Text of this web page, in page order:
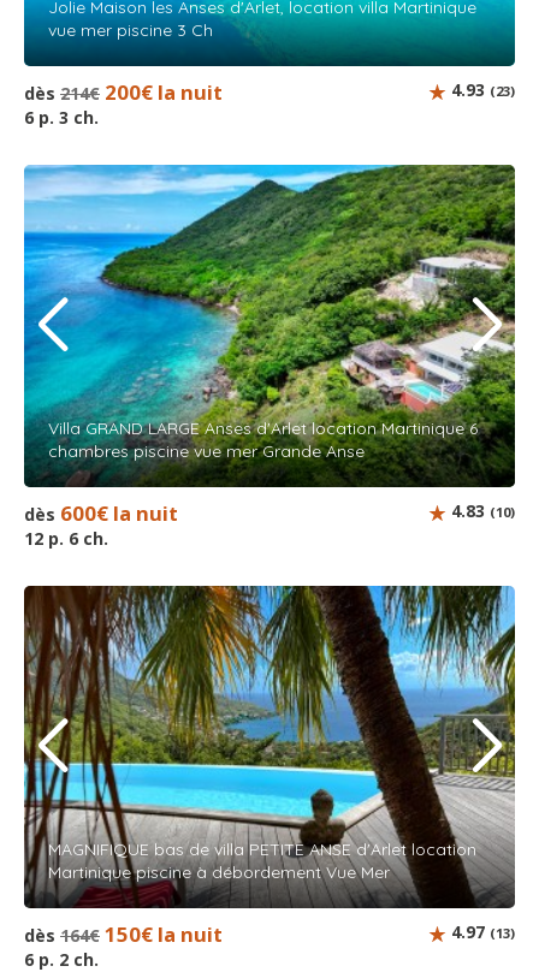
Jolie Maison les Anses d'Arlet, location villa Martinique
vue mer piscine 3 Ch
dès 214€ 200€ la nuit
6 p. 3 ch.
4.93 (23)
Villa GRAND LARGE Anses d'Arlet location Martinique 6
chambres piscine vue mer Grande Anse
dès 600€ la nuit
12 p. 6 ch.
4.83 (10)
MAGNIFIQUE bas de villa PETITE ANSE d'Arlet location
Martinique piscine à débordement Vue Mer
dès 164€ 150€ la nuit
6 p. 2 ch.
4.97 (13)